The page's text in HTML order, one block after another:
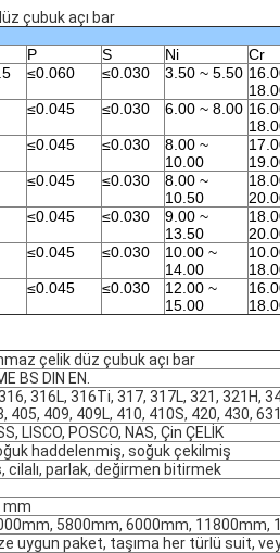
çubuk açı bar
P S Ni Cr
≤0.060 ≤0.030 3.50 ~ 5.50
≤0.045 ≤0.030 6.00 ~ 8.00
≤0.045 ≤0.030
8.00 ~
10.00
≤0.045 ≤0.030
8.00 ~
10.50
≤0.045 ≤0.030
9.00 ~
13.50
≤0.045 ≤0.030
10.00 ~
14.00
≤0.045 ≤0.030
12.00 ~
15.00
çelik düz çubuk açı bar
BS DIN EN.
316L, 316Ti, 317, 317L, 321, 321H,
405, 409, 409L, 410, 410S, 420, 430,
LISCO, POSCO, NAS, Çin ÇELİK
haddelenmiş, soğuk çekilmiş
cilalı, parlak, değirmen bitirmek
mm
5800mm, 6000mm, 11800mm,
uygun paket, taşıma her türlü suit,